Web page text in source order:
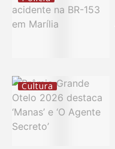
Cultura